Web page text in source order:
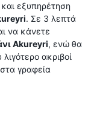
εξυπηρέτηση
. Σε 3 λεπτά
να κάνετε
Akureyri, ενώ θα
ακριβοί
γραφεία